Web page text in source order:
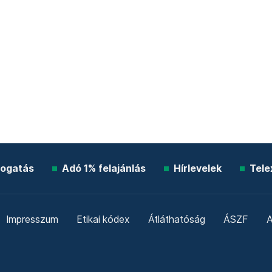
Adó 1% felajánlás Hírlevelek
Impresszum Etikai kódex Átláthatóság ÁSZF